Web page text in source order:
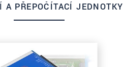
A PŘEPOČÍTACÍ JEDNOTKY